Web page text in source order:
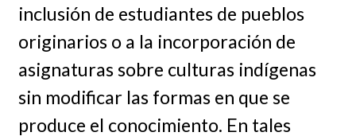
inclusión de estudiantes de pueblos
originarios o a la incorporación de
asignaturas sobre culturas indígenas
sin modificar las formas en que se
produce el conocimiento. En tales